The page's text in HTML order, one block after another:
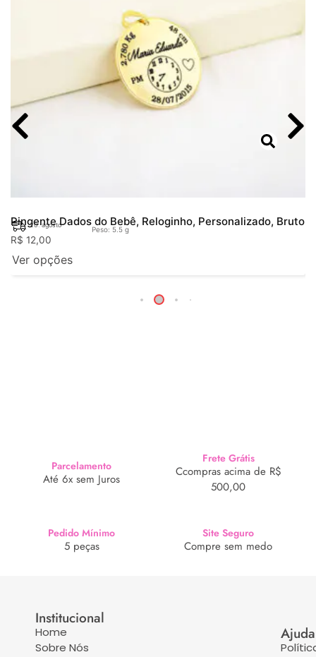
Pingente Dados do Bebê, Reloginho, Personalizado, Bruto
20. agosto
Peso: 5.5 g
R$ 12,00
Ver opções
Parcelamento
Até 6x sem Juros
Frete Grátis
Ccompras acima de R$
500,00
Pedido Mínimo
5 peças
Site Seguro
Compre sem medo
Institucional
Home
Sobre Nós
Ajuda